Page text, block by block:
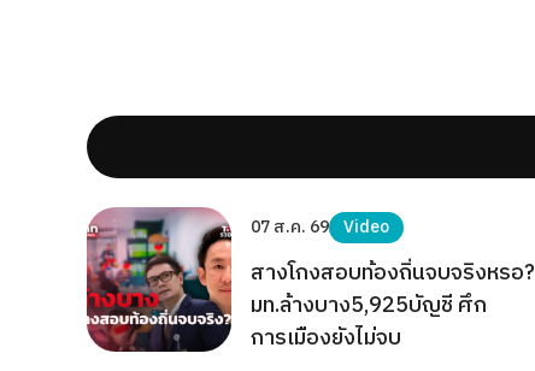
07 ส.ค. 69 Video
สางโกงสอบท้องถิ่นจบจริงหรอ?
มท.ล้างบาง5,925บัญชี ศึก
การเมืองยังไม่จบ